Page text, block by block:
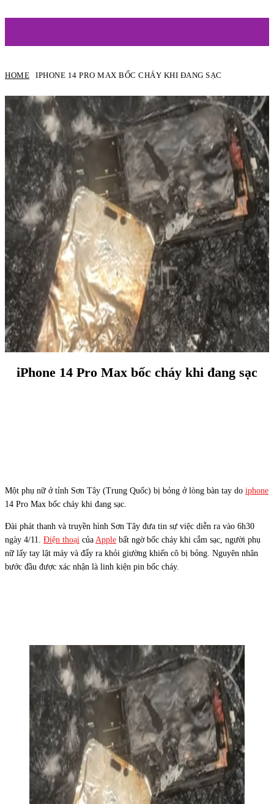
HOME IPHONE 14 PRO MAX BỐC CHÁY KHI ĐANG SẠC
iPhone 14 Pro Max bốc cháy khi đang sạc
Một phụ nữ ở tỉnh Sơn Tây (Trung Quốc) bị bỏng ở lòng bàn tay do iphone
14 Pro Max bốc cháy khi đang sạc.
Đài phát thanh và truyền hình Sơn Tây đưa tin sự việc diễn ra vào 6h30
ngày 4/11. Điện thoại của Apple bất ngờ bốc cháy khi cắm sạc, người phụ
nữ lấy tay lật máy và đẩy ra khỏi giường khiến cô bị bỏng. Nguyên nhân
bước đầu được xác nhận là linh kiện pin bốc cháy.